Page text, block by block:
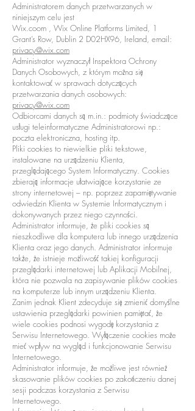
Administratorem danych przetwarzanych w
niniejszym celu jest
Wix.coom , Wix Online Platforms Limited, 1
Grant’s Row, Dublin 2 D02HX96, Ireland, email:
privacy@wix.com
Administrator wyznaczył Inspektora Ochrony
Danych Osobowych, z którym można się
kontaktować w sprawach dotyczących
przetwarzania danych osobowych:
privacy@wix.com
Odbiorcami danych są m.in.: podmioty świadczące
usługi teleinformatyczne Administratorowi np.:
poczta elektroniczna, hosting itp.
Pliki cookies to niewielkie pliki tekstowe,
instalowane na urządzeniu Klienta,
przeglądającego System Informatyczny. Cookies
zbierają informacje ułatwiające korzystanie ze
strony internetowej – np. poprzez zapamiętywanie
odwiedzin Klienta w Systemie Informatycznym i
dokonywanych przez niego czynności.
Administrator informuje, że pliki cookies są
nieszkodliwe dla komputera lub innego urządzenia
Klienta oraz jego danych. Administrator informuje
także, że istnieje możliwość takiej konfiguracji
przeglądarki internetowej lub Aplikacji Mobilnej,
która nie pozwala na zapisywanie plików cookies
na komputerze lub innym urządzeniu Klienta.
Zanim jednak Klient zdecyduje się zmienić domyślne
ustawienia przeglądarki powinien pamiętać, że
wiele cookies podnosi wygodę korzystania z
Serwisu Internetowego. Wyłączenie cookies może
mieć wpływ na wygląd i funkcjonowanie Serwisu
Internetowego.
Administrator informuje, że możliwe jest również
skasowanie plików cookies po zakończeniu danej
sesji podczas korzystania z Serwisu
Internetowego.